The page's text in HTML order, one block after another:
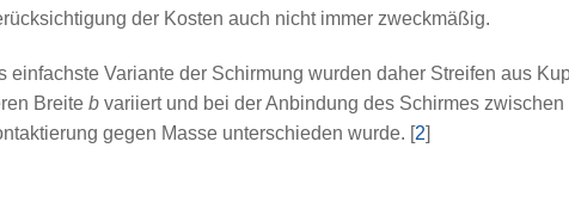
der Kosten auch nicht immer zweckmäßig.
einfachste Variante der Schirmung wurden daher Streifen aus
Breiteb variiert und bei der Anbindung des Schirmes
gegen Masse unterschieden wurde. [2